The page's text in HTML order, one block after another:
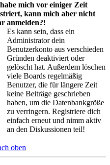
mich vor einiger Zeit
kann mich aber nicht
anmelden?!
Es kann sein, dass ein
Administrator dein
Benutzerkonto aus verschieden
Gründen deaktiviert oder
gelöscht hat. Außerdem löschen
viele Boards regelmäßig
Benutzer, die für längere Zeit
keine Beiträge geschrieben
haben, um die Datenbankgröße
zu verringern. Registriere dich
einfach erneut und nimm aktiv
an den Diskussionen teil!
oben